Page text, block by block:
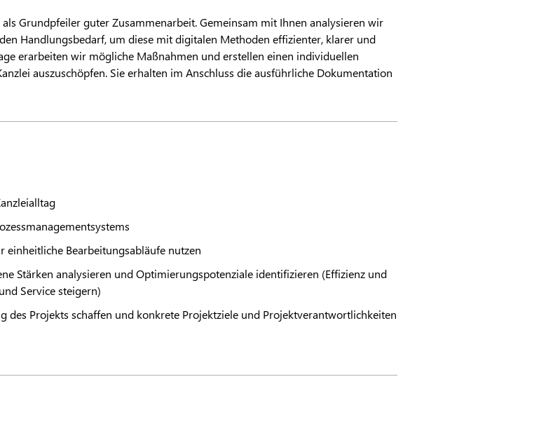
Grundpfeiler guter Zusammenarbeit. Gemeinsam mit Ihnen analysieren wir
Handlungsbedarf, um diese mit digitalen Methoden effizienter, klarer und
erarbeiten wir mögliche Maßnahmen und erstellen einen individuellen
auszuschöpfen. Sie erhalten im Anschluss die ausführliche Dokumentation
Bearbeitungsabläufe nutzen
Stärken analysieren und Optimierungspotenziale identifizieren (Effizienz und
Service steigern)
des Projekts schaffen und konkrete Projektziele und Projektverantwortlichkeiten